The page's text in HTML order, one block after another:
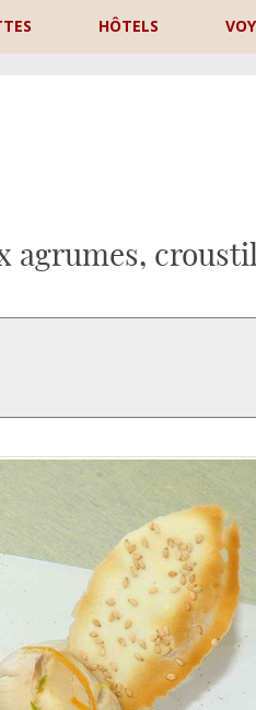
HÔTELS
agrumes,